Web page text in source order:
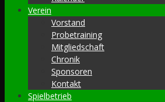
Verein
Vorstand
Probetraining
Mitgliedschaft
Chronik
Sponsoren
Kontakt
Spielbetrieb